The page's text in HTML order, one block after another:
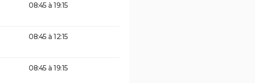
08:45 à 19:15
08:45 à 12:15
08:45 à 19:15